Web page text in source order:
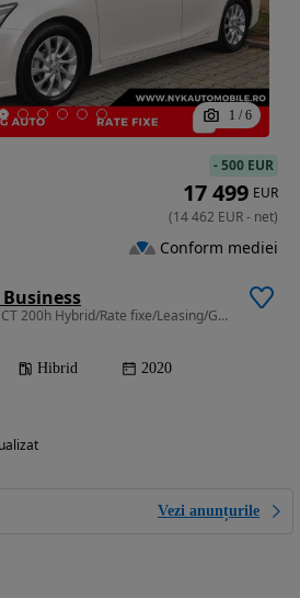
1 / 6
Business
1798 cm3 • 136 CP • Lexus CT 200h Hybrid/Rate fixe/Leasing/Garantie
Hibrid 2020
Vezi anunțurile
-500 EUR
17 499 EUR
(14 462 EUR- net)
Conform mediei